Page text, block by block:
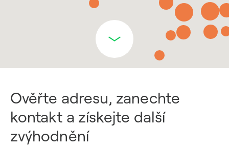
Ověřte adresu, zanechte
kontakt a získejte další
zvýhodnění